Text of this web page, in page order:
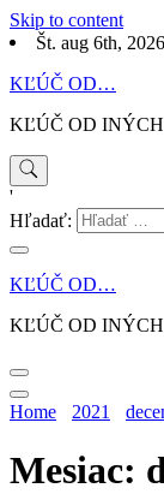
Skip to content
Št. aug 6th, 2026
KĽÚČ OD…
KĽÚČ OD
'
Hľadať:
KĽÚČ OD…
KĽÚČ OD
Home 2021
Mesiac: